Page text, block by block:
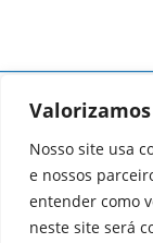
Nosso site usa
e nossos
entender como
neste site será